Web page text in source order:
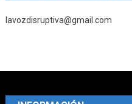
lavozdisruptiva@gmail.com